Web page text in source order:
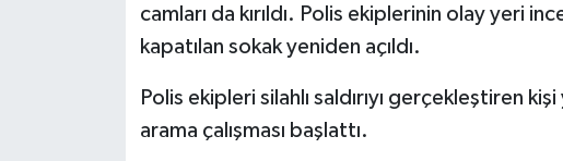
camları da kırıldı. Polis ekiplerinin olay yeri
kapatılan sokak yeniden açıldı.
Polis ekipleri silahlı saldırıyı gerçekleştiren
arama çalışması başlattı.